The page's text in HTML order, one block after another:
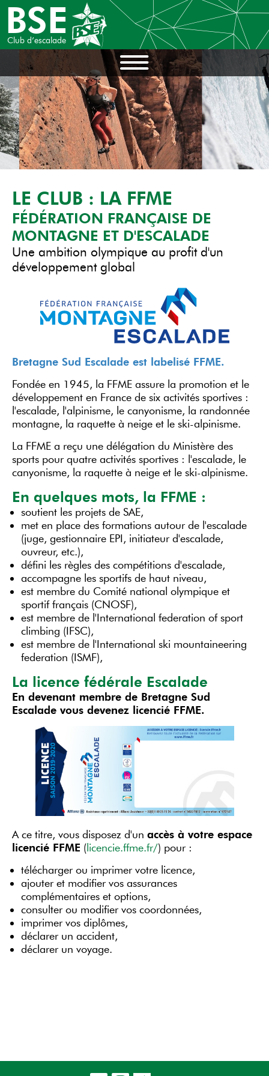
BSE
Club d’escalade
LE CLUB : LA FFME
FÉDÉRATION FRANÇAISE DE
MONTAGNE ET D'ESCALADE
Une ambition olympique au profit d'un
développement global
Bretagne Sud Escalade est labelisé FFME.
Fondée en 1945, la FFME assure la promotion et le
développement en France de six activités sportives :
l'escalade, l'alpinisme, le canyonisme, la randonnée
montagne, la raquette à neige et le ski-alpinisme.
La FFME a reçu une délégation du Ministère des
sports pour quatre activités sportives : l'escalade, le
canyonisme, la raquette à neige et le ski-alpinisme.
En quelques mots, la FFME :
soutient les projets de SAE,
met en place des formations autour de l'escalade
(juge, gestionnaire EPI, initiateur d'escalade,
ouvreur, etc.),
défini les règles des compétitions d'escalade,
accompagne les sportifs de haut niveau,
est membre du Comité national olympique et
sportif français (CNOSF),
est membre de l'International federation of sport
climbing (IFSC),
est membre de l'International ski mountaineering
federation (ISMF),
La licence fédérale Escalade
En devenant membre de Bretagne Sud
Escalade vous devenez licencié FFME.
A ce titre, vous disposez d'un accès à votre espace
licencié FFME ( licencie.ffme.fr/) pour :
télécharger ou imprimer votre licence,
ajouter et modifier vos assurances
complémentaires et options,
consulter ou modifier vos coordonnées,
imprimer vos diplômes,
déclarer un accident,
déclarer un voyage.